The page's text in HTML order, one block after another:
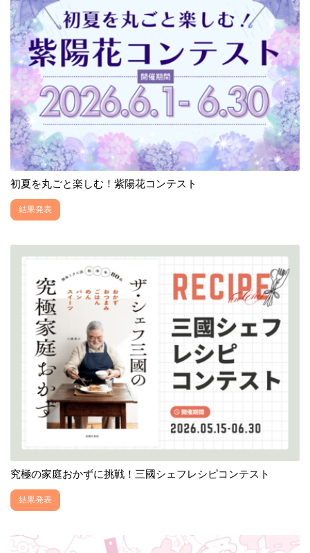
初夏を丸ごと楽しむ！紫陽花コンテスト
結果発表
究極の家庭おかずに挑戦！三國シェフレシピコンテスト
結果発表